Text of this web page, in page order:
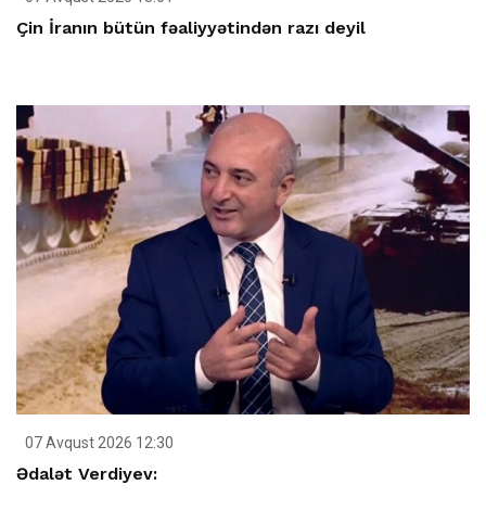
Çin İranın bütün fəaliyyətindən razı deyil
07 Avqust 2026 12:30
Ədalət Verdiyev: